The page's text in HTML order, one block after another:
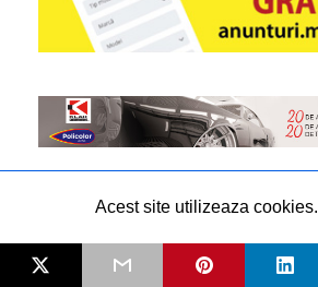
Acest site utilizeaza cookies.